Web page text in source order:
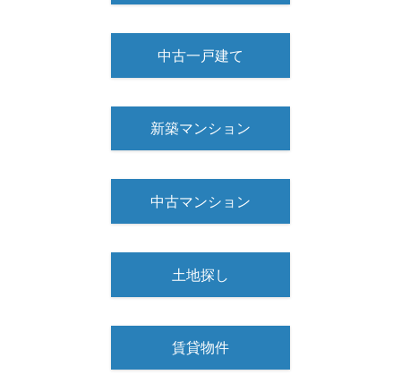
中古一戸建て
新築マンション
中古マンション
土地探し
賃貸物件